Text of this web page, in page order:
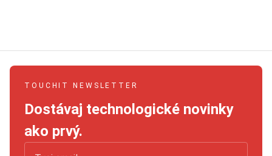
TOUCHIT NEWSLETTER
Dostávaj technologické novinky
ako prvý.